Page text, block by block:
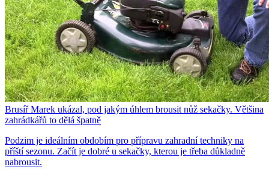
Brusíř Marek ukázal, pod jakým úhlem brousit nůž sekačky. Většina
zahrádkářů to dělá špatně
Podzim je ideálním obdobím pro přípravu zahradní techniky na
příští sezonu. Začít je dobré u sekačky, kterou je třeba důkladně
nabrousit.